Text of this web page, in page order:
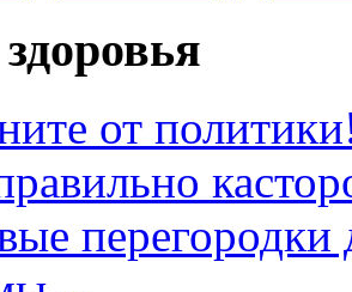
от
перегородки